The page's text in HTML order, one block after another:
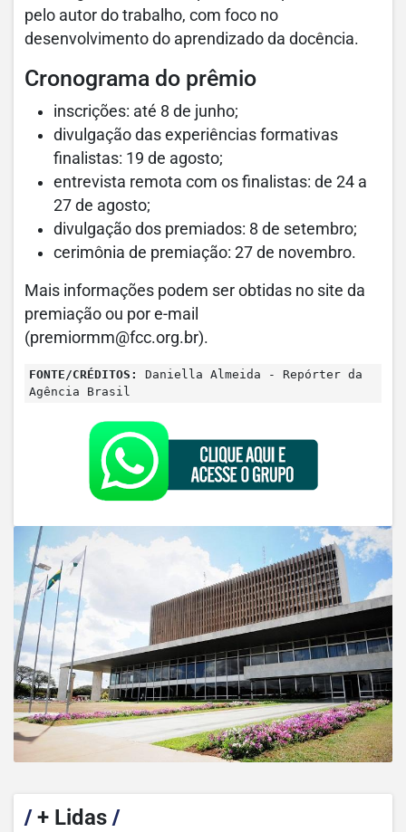
pelo autor do trabalho, com foco no
desenvolvimento do aprendizado da docência.
Cronograma do prêmio
inscrições: até 8 de junho;
divulgação das experiências formativas
finalistas: 19 de agosto;
entrevista remota com os finalistas: de 24 a
27 de agosto;
divulgação dos premiados: 8 de setembro;
cerimônia de premiação: 27 de novembro.
Mais informações podem ser obtidas no site da
premiação ou por e-mail
(premiormm@fcc.org.br).
FONTE/CRÉDITOS:
Daniella Almeida - Repórter da
Agência Brasil
/+ Lidas /